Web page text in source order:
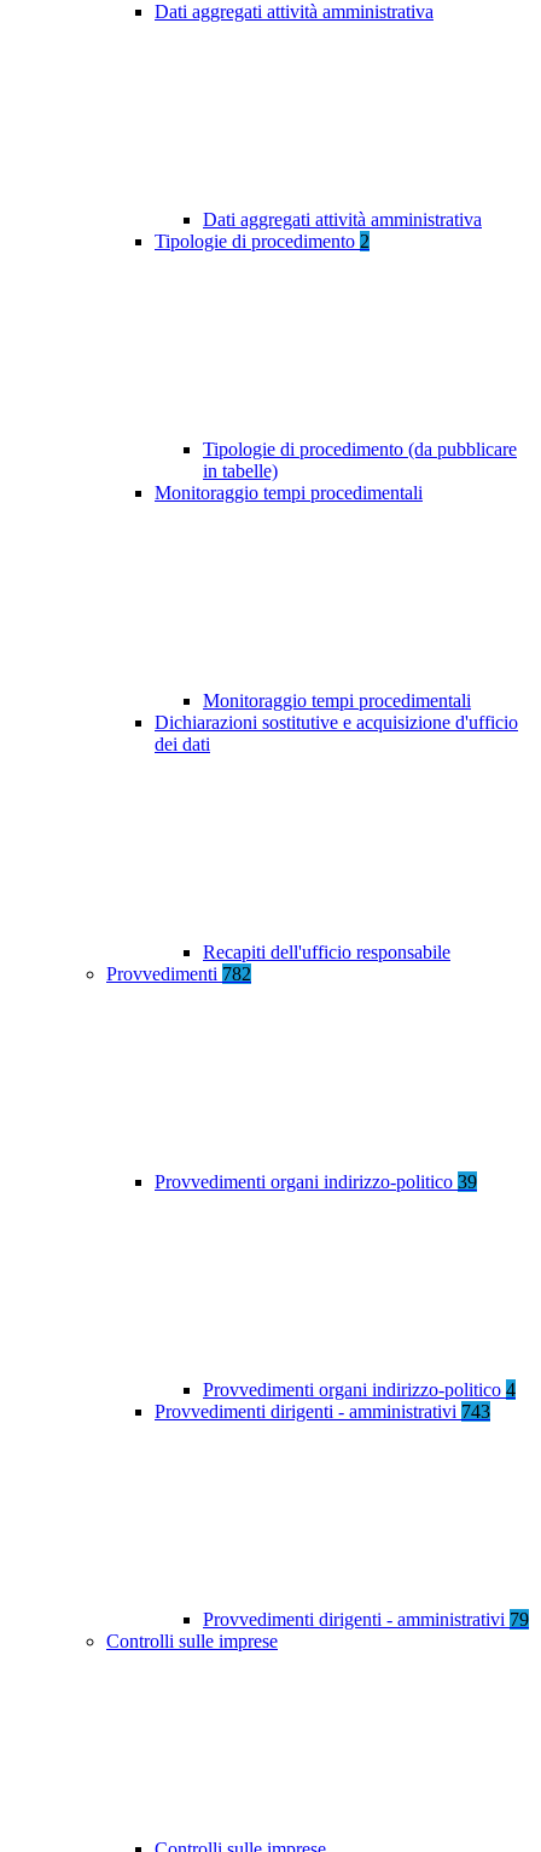
Dati aggregati attività amministrativa
Dati aggregati attività amministrativa
Tipologie di procedimento 2
Tipologie di procedimento (da pubblicare
in tabelle)
Monitoraggio tempi procedimentali
Monitoraggio tempi procedimentali
Dichiarazioni sostitutive e acquisizione d'ufficio
dei dati
Recapiti dell'ufficio responsabile
Provvedimenti 782
Provvedimenti organi indirizzo-politico 39
Provvedimenti organi indirizzo-politico 4
Provvedimenti dirigenti - amministrativi 743
Provvedimenti dirigenti - amministrativi 79
Controlli sulle imprese